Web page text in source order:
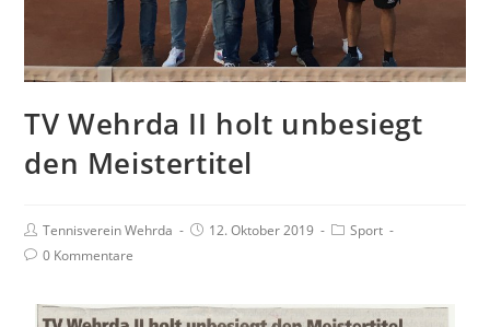
TV Wehrda II holt unbesiegt
den Meistertitel
Tennisverein Wehrda 12. Oktober 2019
Sport
0 Kommentare